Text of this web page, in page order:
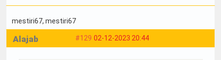
mestiri67, mestiri67
#129 02-12-2023 20:44
Alajab